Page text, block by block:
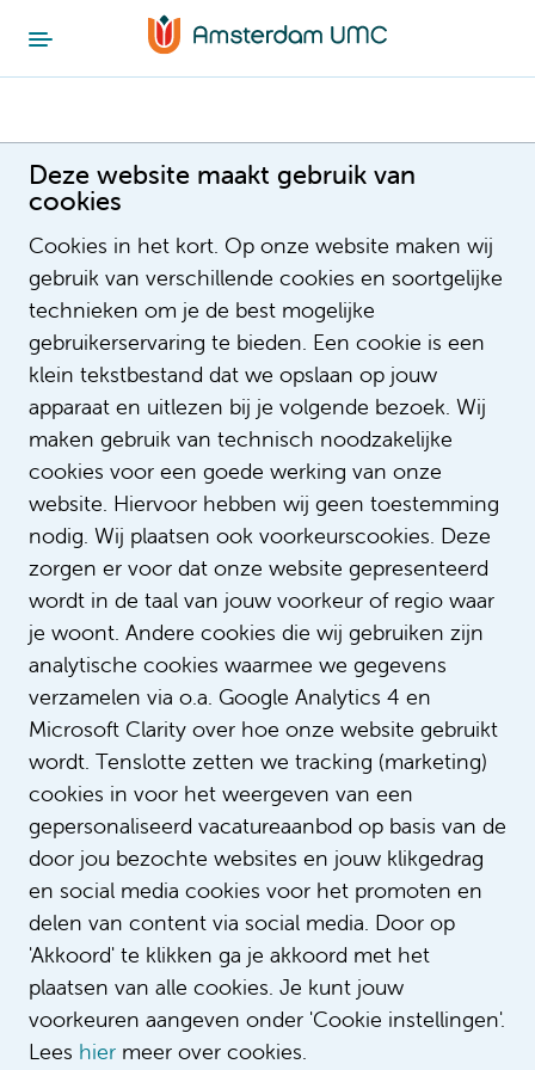
Deze website maakt gebruik van
cookies
Cookies in het kort. Op onze website maken wij
gebruik van verschillende cookies en soortgelijke
technieken om je de best mogelijke
gebruikerservaring te bieden. Een cookie is een
klein tekstbestand dat we opslaan op jouw
apparaat en uitlezen bij je volgende bezoek. Wij
maken gebruik van technisch noodzakelijke
cookies voor een goede werking van onze
website. Hiervoor hebben wij geen toestemming
nodig. Wij plaatsen ook voorkeurscookies. Deze
zorgen er voor dat onze website gepresenteerd
wordt in de taal van jouw voorkeur of regio waar
je woont. Andere cookies die wij gebruiken zijn
analytische cookies waarmee we gegevens
verzamelen via o.a. Google Analytics 4 en
Microsoft Clarity over hoe onze website gebruikt
wordt. Tenslotte zetten we tracking (marketing)
cookies in voor het weergeven van een
gepersonaliseerd vacatureaanbod op basis van de
door jou bezochte websites en jouw klikgedrag
en social media cookies voor het promoten en
delen van content via social media. Door op
'Akkoord' te klikken ga je akkoord met het
plaatsen van alle cookies. Je kunt jouw
voorkeuren aangeven onder 'Cookie instellingen'.
Lees hier meer over cookies.
Start hier jouw carrière bij
Amsterdam UMC
Vacatures en carrièremogelijkheden als
kinderverpleegkundige
Als kinderverpleegkundige in het Emma
Kinderziekenhuis van Amsterdam UMC zijn er veel
mogelijkheden. Je kunt op verschillende
plekken aan de slag binnen het Emma
Kinderziekenhuis.
Kinderverpleegkundige
€ 3.810 - € 4.776
Bepaalde tijd met uitzicht op vast
24 - 36 uur
Vacatures per mail ontvangen?
Meld je nu aan